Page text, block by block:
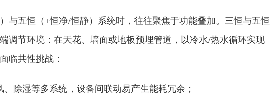
与五恒（+恒净/恒静）系统时，往往聚焦于功能叠加。三恒与五恒
调节环境：在天花、墙面或地板预埋管道，以冷水/热水循环实现
临共性挑战：
、除湿等多系统，设备间联动易产生能耗冗余；